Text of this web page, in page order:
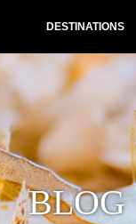
DESTINATIONS
BLOG